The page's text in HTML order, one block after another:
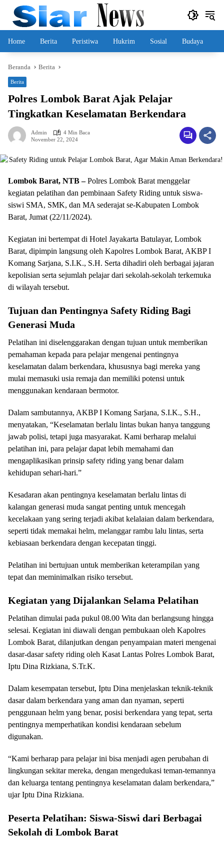
Langsung
konten
Home Berita Peristiwa Hukrim Sosial Budaya
Beranda Berita
Berita
Polres Lombok Barat Ajak Pelajar
Tingkatkan Keselamatan Berkendara
Admin
4 Min Baca
November 22, 2024
Lombok Barat, NTB –Polres Lombok Barat menggelar
kegiatan pelatihan dan pembinaan Safety Riding untuk siswa-
siswi SMA, SMK, dan MA sederajat se-Kabupaten Lombok
Barat, Jumat (22/11/2024).
Kegiatan ini bertempat di Hotel Jayakarta Batulayar, Lombok
Barat, dipimpin langsung oleh Kapolres Lombok Barat, AKBP I
Komang Sarjana, S.I.K., S.H. Serta dihadiri oleh berbagai jajaran
kepolisian serta sejumlah pelajar dari sekolah-sekolah terkemuka
di wilayah tersebut.
Tujuan dan Pentingnya Safety Riding Bagi
Generasi Muda
Pelatihan ini diselenggarakan dengan tujuan untuk memberikan
pemahaman kepada para pelajar mengenai pentingnya
keselamatan dalam berkendara, khususnya bagi mereka yang
mulai memasuki usia remaja dan memiliki potensi untuk
menggunakan kendaraan bermotor.
Dalam sambutannya, AKBP I Komang Sarjana, S.I.K., S.H.,
menyatakan, “Keselamatan berlalu lintas bukan hanya tanggung
jawab polisi, tetapi juga masyarakat. Kami berharap melalui
pelatihan ini, para pelajar dapat lebih memahami dan
mengaplikasikan prinsip safety riding yang benar dalam
kehidupan sehari-hari.”
Kesadaran akan pentingnya keselamatan berlalu lintas di
kalangan generasi muda sangat penting untuk mencegah
kecelakaan yang sering terjadi akibat kelalaian dalam berkendara,
seperti tidak memakai helm, melanggar rambu lalu lintas, serta
kebiasaan berkendara dengan kecepatan tinggi.
Pelatihan ini bertujuan untuk memberikan keterampilan yang
tepat dan meminimalkan risiko tersebut.
Kegiatan yang Dijalankan Selama Pelatihan
Pelatihan dimulai pada pukul 08.00 Wita dan berlangsung hingga
selesai. Kegiatan ini diawali dengan pembukaan oleh Kapolres
Lombok Barat, dilanjutkan dengan penyampaian materi mengenai
dasar-dasar safety riding oleh Kasat Lantas Polres Lombok Barat,
Iptu Dina Rizkiana, S.Tr.K.
Dalam kesempatan tersebut, Iptu Dina menjelaskan teknik-teknik
dasar dalam berkendara yang aman dan nyaman, seperti
penggunaan helm yang benar, posisi berkendara yang tepat, serta
pentingnya memperhatikan kondisi kendaraan sebelum
digunakan.
“Kami berharap para pelajar ini bisa menjadi agen perubahan di
lingkungan sekitar mereka, dengan mengedukasi teman-temannya
dan keluarga tentang pentingnya keselamatan dalam berkendara,”
ujar Iptu Dina Rizkiana.
Peserta Pelatihan: Siswa-Siswi dari Berbagai
Sekolah di Lombok Barat